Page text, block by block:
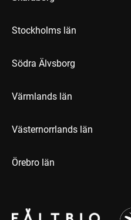
Stockholms län
Södra Älvsborg
Värmlands län
Västernorrlands län
Örebro län